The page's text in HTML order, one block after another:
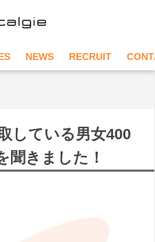
NEWS RECRUIT
している男女400
聞きました！